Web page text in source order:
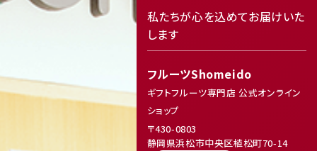
私たちが心を込めてお届けいた
します
フルーツShomeido
ギフトフルーツ専門店 公式オンライン
ショップ
〒430-0803
静岡県浜松市中央区植松町70-14